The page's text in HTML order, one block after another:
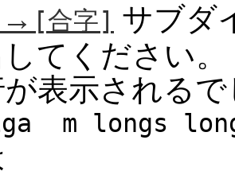
→ [合字] サブダ
てください
が表示される
longs